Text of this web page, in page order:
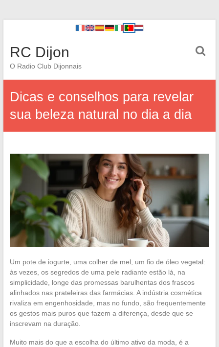
RC Dijon
O Radio Club Dijonnais
Dicas e conselhos para revelar
sua beleza natural no dia a dia
Um pote de iogurte, uma colher de mel, um fio de óleo vegetal:
às vezes, os segredos de uma pele radiante estão lá, na
simplicidade, longe das promessas barulhentas dos frascos
alinhados nas prateleiras das farmácias. A indústria cosmética
rivaliza em engenhosidade, mas no fundo, são frequentemente
os gestos mais puros que fazem a diferença, desde que se
inscrevam na duração.
Muito mais do que a escolha do último ativo da moda, é a